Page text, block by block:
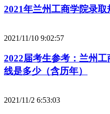
2021年兰州工商学院录取
2021/11/10 9:02:57
2022届考生参考：兰州
线是多少（含历年）
2021/11/2 6:53:03